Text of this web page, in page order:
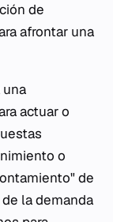
de
afrontar una
actuar o
o
de
la demanda